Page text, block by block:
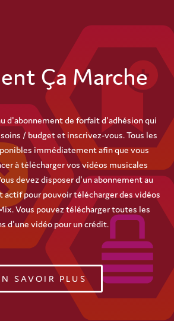
Ça Marche
d'abonnement de forfait d'adhésion qui
/ budget et inscrivez-vous. Tous les
immédiatement afin que vous
à télécharger vos vidéos musicales
devez disposer d'un abonnement au
pour pouvoir télécharger des vidéos
Vous pouvez télécharger toutes les
d'une vidéo pour un crédit.
SAVOIR PLUS